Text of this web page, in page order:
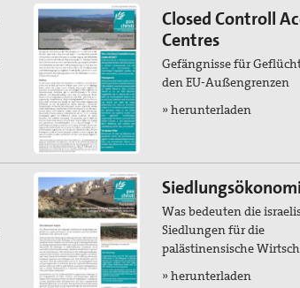
Closed Controll
Centres
Gefängnisse für
den EU-Außengrenzen
» herunterladen
Was bedeuten die
Siedlungen für die
palästinensische
» herunterladen